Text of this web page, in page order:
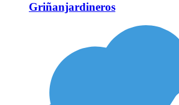
Griñanjardineros